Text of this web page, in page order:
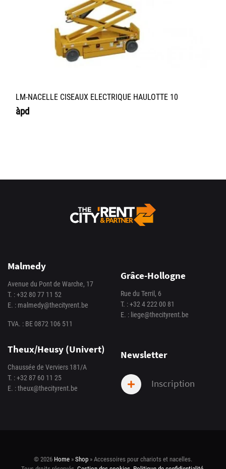
LM-NACELLE CISEAUX ELECTRIQUE HAULOTTE 10
àpd
Malmedy
Avenue du Pont de Warche, 17
T. :+32 80 77 11 52
E. : malmedy@thecityrent.be
TVA. : BE 0872 106 511
Grâce-Hollogne
Rue du Terril, 6
T. :+32 4 222 00 81
E. : liege@thecityrent.be
Theux/Heusy (Univert)
Chaussée de Verviers 181/A
T. :+32 87 60 11 25
E. :theux@thecityrent.be
Newsletter
Inscription
© 2026 Home » Shop » Accessoires pour chariots et nacelles.